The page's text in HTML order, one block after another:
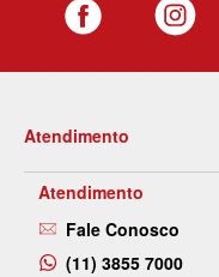
Atendimento
Atendimento
Fale Conosco
(11) 3855 7000